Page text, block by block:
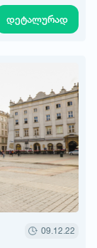
დეტალურად
09.12.22